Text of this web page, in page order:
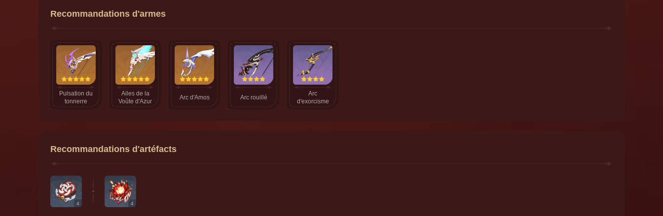
Recommandations d'armes
Pulsation du
tonnerre
Ailes de la
Voûte d'Azur
Arc d'Amos Arc rouillé
Arc
d'exorcisme
Recommandations d'artéfacts
4 4